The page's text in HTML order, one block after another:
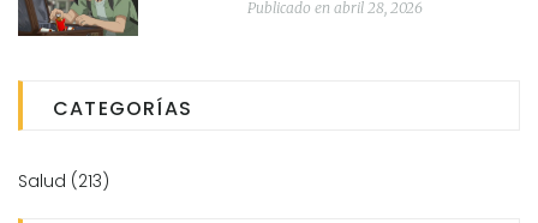
Publicado en abril 28, 2026
CATEGORÍAS
Salud (213)